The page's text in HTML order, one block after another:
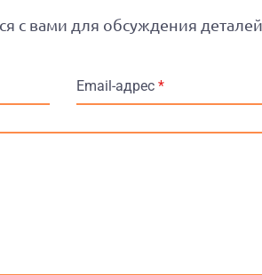
с вами для обсуждения деталей
Email-адрес *